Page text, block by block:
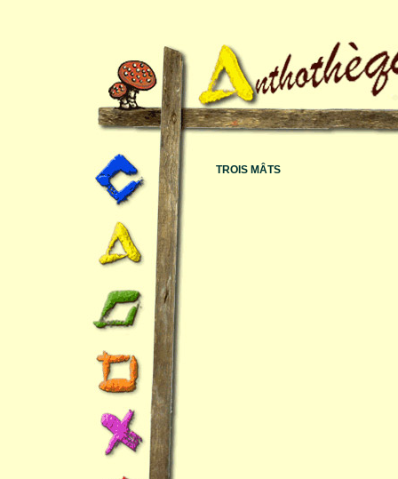
TROIS MÂTS